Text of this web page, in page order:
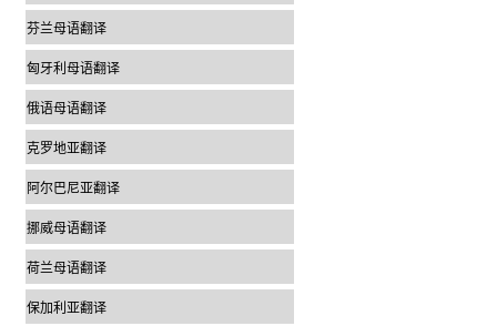
芬兰母语翻译
匈牙利母语翻译
俄语母语翻译
克罗地亚翻译
阿尔巴尼亚翻译
挪威母语翻译
荷兰母语翻译
保加利亚翻译